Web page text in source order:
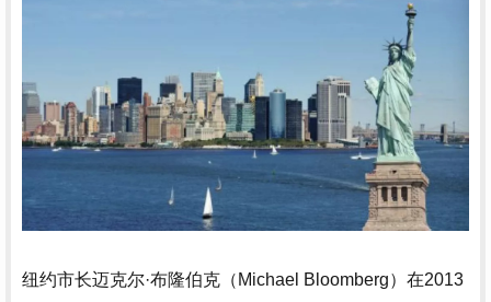
纽约市长迈克尔·布隆伯克（Michael Bloomberg）在2013